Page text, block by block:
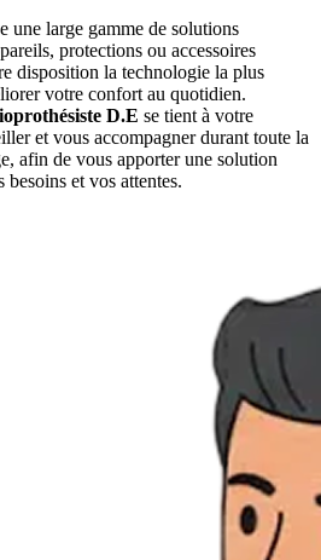
une large gamme de solutions
protections ou accessoires
disposition la technologie la plus
votre confort au quotidien.
D.E se tient à votre
et vous accompagner durant toute la
afin de vous apporter une solution
besoins et vos attentes.